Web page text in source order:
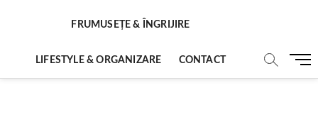
FRUMUSEȚE & ÎNGRIJIRE
LIFESTYLE & ORGANIZARE CONTACT
M